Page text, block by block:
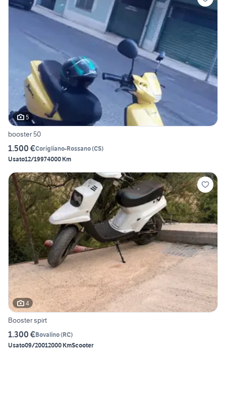
5
booster 50
1.500 €Corigliano-Rossano(CS)
Usato12/19974000 Km
4
Booster spirt
1.300 €Bovalino(RC)
Usato09/20012000 KmScooter